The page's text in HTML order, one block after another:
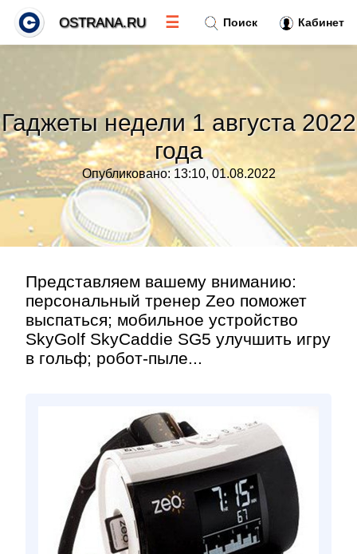
Гаджеты недели 1 августа 2022
года
Опубликовано: 13:10, 01.08.2022
Представляем вашему вниманию:
персональный тренер Zeo поможет
выспаться; мобильное устройство
SkyGolf SkyCaddie SG5 улучшить игру
в гольф; робот-пыле...
Поиск Кабинет
OSTRANA.RU ☰
Тренды новостей»
Рубрики»
Правила»
Контакт»